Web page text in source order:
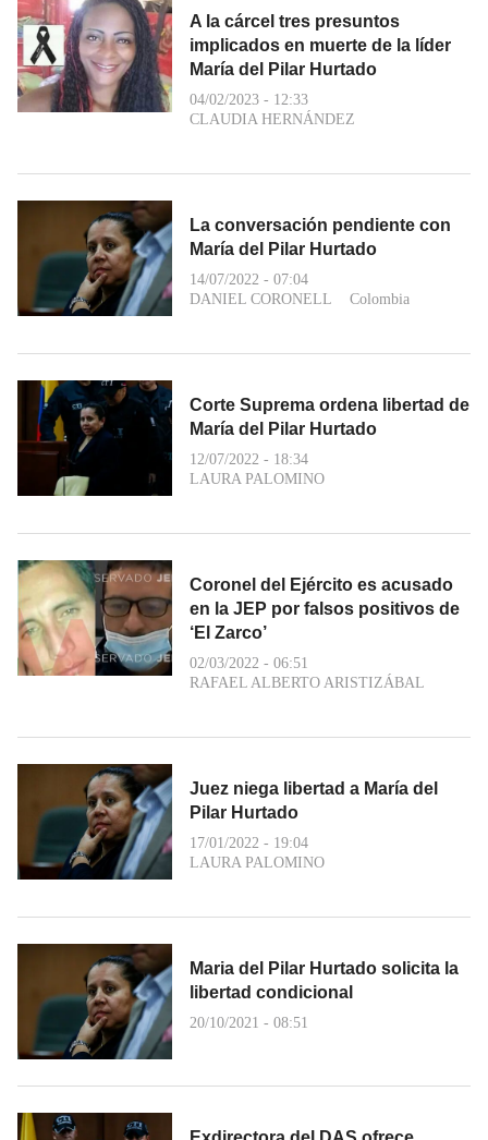
A la cárcel tres presuntos
implicados en muerte de la líder
María del Pilar Hurtado
04/02/2023 - 12:33
CLAUDIA HERNÁNDEZ
La conversación pendiente con
María del Pilar Hurtado
14/07/2022 - 07:04
DANIEL CORONELL
Colombia
Corte Suprema ordena libertad de
María del Pilar Hurtado
12/07/2022 - 18:34
LAURA PALOMINO
Coronel del Ejército es acusado
en la JEP por falsos positivos de
‘El Zarco’
02/03/2022 - 06:51
RAFAEL ALBERTO ARISTIZÁBAL
Juez niega libertad a María del
Pilar Hurtado
17/01/2022 - 19:04
LAURA PALOMINO
Maria del Pilar Hurtado solicita la
libertad condicional
20/10/2021 - 08:51